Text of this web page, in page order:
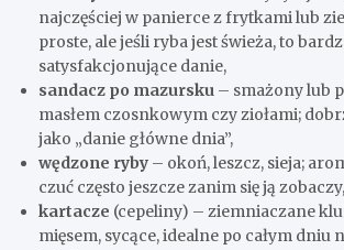
najczęściej w panierce z frytkami lub
proste, ale jeśli ryba jest świeża, to
satysfakcjonujące danie,
sandacz po mazursku – smażony lub
masłem czosnkowym czy ziołami;
jako „danie główne dnia”,
wędzone ryby – okoń, leszcz, sieja;
czuć często jeszcze zanim się ją zobaczy,
kartacze (cepeliny) – ziemniaczane
mięsem, sycące, idealne po całym dniu